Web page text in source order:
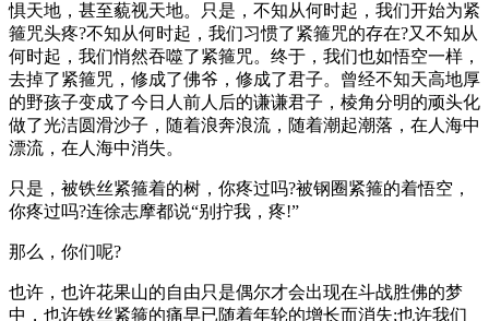
惧天地，甚至藐视天地。只是，不知从何时起，我们开始为紧
箍咒头疼?不知从何时起，我们习惯了紧箍咒的存在?又不知从
何时起，我们悄然吞噬了紧箍咒。终于，我们也如悟空一样，
去掉了紧箍咒，修成了佛爷，修成了君子。曾经不知天高地厚
的野孩子变成了今日人前人后的谦谦君子，棱角分明的顽头化
做了光洁圆滑沙子，随着浪奔浪流，随着潮起潮落，在人海中
漂流，在人海中消失。
只是，被铁丝紧箍着的树，你疼过吗?被钢圈紧箍的着悟空，
你疼过吗?连徐志摩都说“别拧我，疼!”
那么，你们呢?
也许，也许花果山的自由只是偶尔才会出现在斗战胜佛的梦
中，也许铁丝紧箍的痛早已随着年轮的增长而消失;也许我们